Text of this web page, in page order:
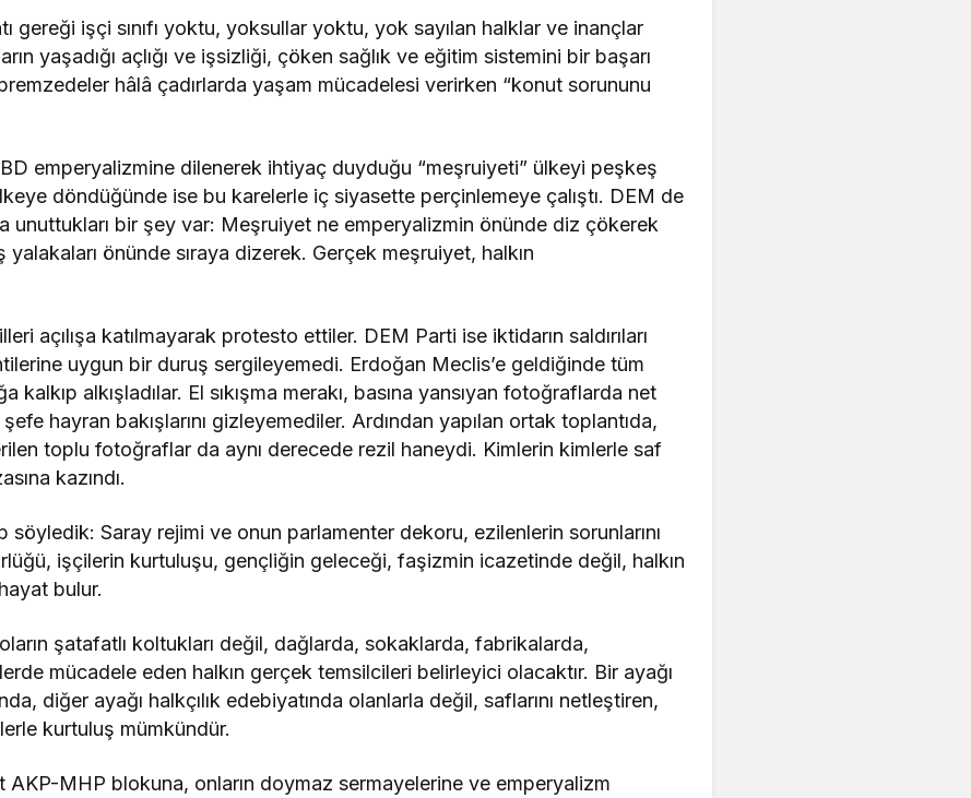
gereği işçi sınıfı yoktu, yoksullar yoktu, yok sayılan halklar ve inançlar
yaşadığı açlığı ve işsizliği, çöken sağlık ve eğitim sistemini bir başarı
hâlâ çadırlarda yaşam mücadelesi verirken “konut sorununu
emperyalizmine dilenerek ihtiyaç duyduğu “meşruiyeti” ülkeyi peşkeş
döndüğünde ise bu karelerle iç siyasette perçinlemeye çalıştı. DEM de
unuttukları bir şey var: Meşruiyet ne emperyalizmin önünde diz çökerek
önünde sıraya dizerek. Gerçek meşruiyet, halkın
açılışa katılmayarak protesto ettiler. DEM Parti ise iktidarın saldırıları
uygun bir duruş sergileyemedi. Erdoğan Meclis’e geldiğinde tüm
kalkıp alkışladılar. El sıkışma merakı, basına yansıyan fotoğraflarda net
hayran bakışlarını gizleyemediler. Ardından yapılan ortak toplantıda,
toplu fotoğraflar da aynı derecede rezil haneydi. Kimlerin kimlerle saf
kazındı.
söyledik: Saray rejimi ve onun parlamenter dekoru, ezilenlerin sorunlarını
işçilerin kurtuluşu, gençliğin geleceği, faşizmin icazetinde değil, halkın
bulur.
şatafatlı koltukları değil, dağlarda, sokaklarda, fabrikalarda,
mücadele eden halkın gerçek temsilcileri belirleyici olacaktır. Bir ayağı
diğer ayağı halkçılık edebiyatında olanlarla değil, saflarını netleştiren,
kurtuluş mümkündür.
AKP-MHP blokuna, onların doymaz sermayelerine ve emperyalizm